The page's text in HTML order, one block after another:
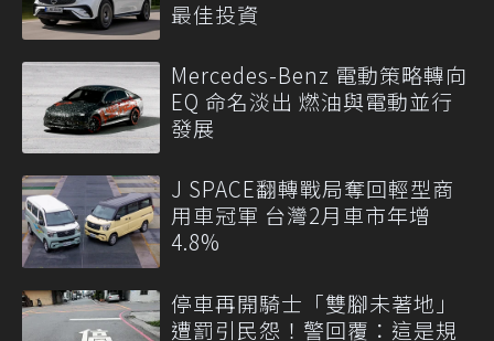
最佳投資
Mercedes-Benz 電動策略轉向
EQ 命名淡出 燃油與電動並行
發展
J SPACE翻轉戰局奪回輕型商
用車冠軍 台灣2月車市年增
4.8%
停車再開騎士「雙腳未著地」
遭罰引民怨！警回覆：這是規